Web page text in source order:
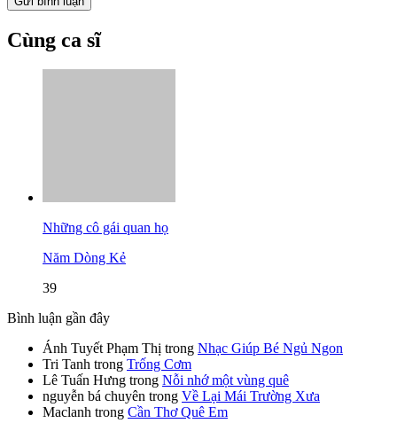
Cùng ca sĩ
Những cô gái quan họ
Năm Dòng Kẻ
39
Bình luận gần đây
Ánh Tuyết Phạm Thị trong Nhạc Giúp Bé Ngủ Ngon
Tri Tanh trong Trống Cơm
Lê Tuấn Hưng trong Nỗi nhớ một vùng quê
nguyễn bá chuyên trong Về Lại Mái Trường Xưa
Maclanh trong Cần Thơ Quê Em